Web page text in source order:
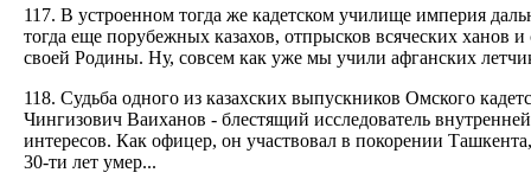
117. В устроенном тогда же кадетском училище империя
тогда еще порубежных казахов, отпрысков всяческих ханов
своей Родины. Ну, совсем как уже мы учили афганских
118. Судьба одного из казахских выпускников Омского
Чингизович Ваиханов - блестящий исследователь
интересов. Как офицер, он участвовал в покорении
30-ти лет умер...